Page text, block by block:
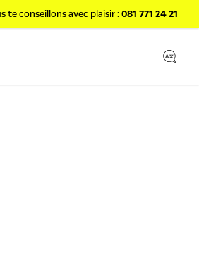
te conseillons avec plaisir :081 771 24 21